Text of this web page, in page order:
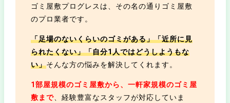
ゴミ屋敷プログレスは、その名の通りゴミ屋敷
のプロ業者です。
「足場のないくらいのゴミがある」「近所に見
られたくない」「自分1人ではどうしようもな
い」そんな方の悩みを解決してくれます。
1部屋規模のゴミ屋敷から、一軒家規模のゴミ屋
敷まで 、経験豊富なスタッフが対応していま